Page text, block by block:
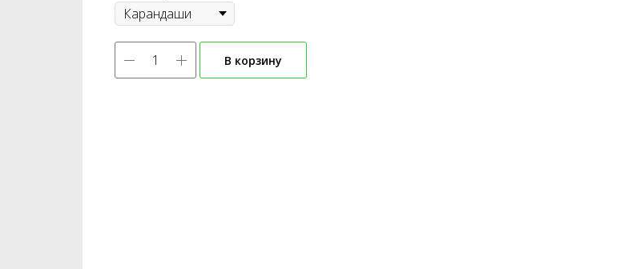
В корзину